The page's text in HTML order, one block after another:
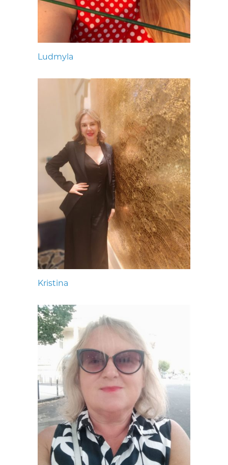
Ludmyla
Kristina